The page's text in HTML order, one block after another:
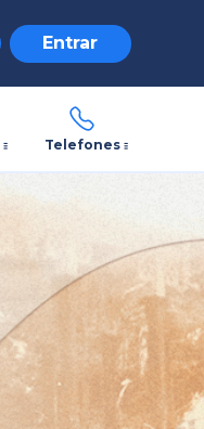
Entrar
Telefones